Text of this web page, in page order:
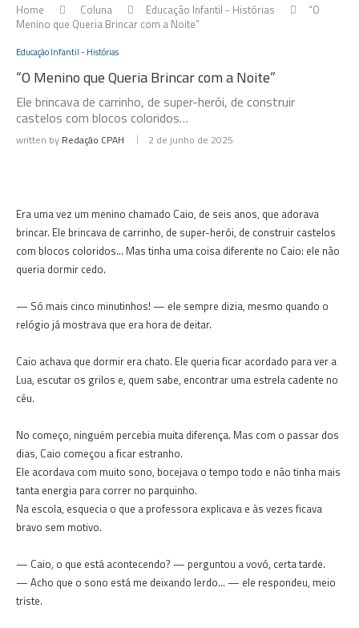
Home Coluna Educação Infantil - Histórias
“O
Menino que Queria Brincar com a Noite”
Educação Infantil - Histórias
“O Menino que Queria Brincar com a Noite”
Ele brincava de carrinho, de super-herói, de construir
castelos com blocos coloridos…
written by Redação CPAH 2 de junho de 2025
Era uma vez um menino chamado Caio, de seis anos, que adorava
brincar. Ele brincava de carrinho, de super-herói, de construir castelos
com blocos coloridos… Mas tinha uma coisa diferente no Caio: ele não
queria dormir cedo.
— Só mais cinco minutinhos! — ele sempre dizia, mesmo quando o
relógio já mostrava que era hora de deitar.
Caio achava que dormir era chato. Ele queria ficar acordado para ver a
Lua, escutar os grilos e, quem sabe, encontrar uma estrela cadente no
céu.
No começo, ninguém percebia muita diferença. Mas com o passar dos
dias, Caio começou a ficar estranho.
Ele acordava com muito sono, bocejava o tempo todo e não tinha mais
tanta energia para correr no parquinho.
Na escola, esquecia o que a professora explicava e às vezes ficava
bravo sem motivo.
— Caio, o que está acontecendo? — perguntou a vovó, certa tarde.
— Acho que o sono está me deixando lerdo… — ele respondeu, meio
triste.